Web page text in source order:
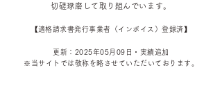
切磋琢磨して取り組んでいます。
​【適格請求書発行事業者（インボイス）登録済】
更新：2025年05 月09 日・実績追加
​※当サイトでは敬称を 略させていただいております。